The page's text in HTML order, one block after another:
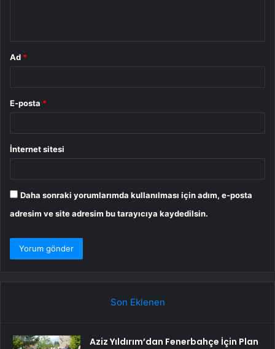
Ad *
E-posta *
İnternet sitesi
Daha sonraki yorumlarımda kullanılması için adım, e-posta
adresim ve site adresim bu tarayıcıya kaydedilsin.
Son Eklenen
Aziz Yıldırım’dan Fenerbahçe İçin Plan